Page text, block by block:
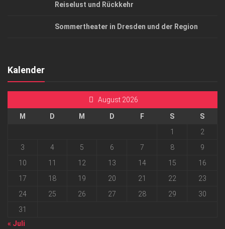
Reiselust und Rückkehr
Sommertheater in Dresden und der Region
Kalender
August 2026
M D M D F S
S
1
2
3
4 5 6 7 8
9
10
11 12 13 14 15
16
17
18 19 20 21 22
23
24
25 26 27 28 29
30
31
« Juli